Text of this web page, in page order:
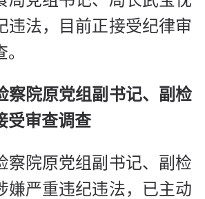
违法，目前正接受纪律审
察院原党组副书记、副检
受审查调查
察院原党组副书记、副检
嫌严重违纪违法，已主动